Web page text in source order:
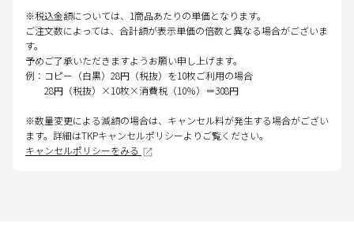
※税込金額については、1商品あたりの単価となります。
ご注文数によっては、合計額が表示単価の倍数と異なる場合がございま
す。
予めご了承いただきますようお願い申し上げます。
例：コピー（白黒）28円（税抜）を10枚ご利用の場合
28円（税抜）×10枚×消費税（10％）＝308円
※数量変更による減額の場合は、キャンセル料が発生する場合がござい
ます。詳細はTKPキャンセルポリシーよりご覧ください。
キャンセルポリシーをみる